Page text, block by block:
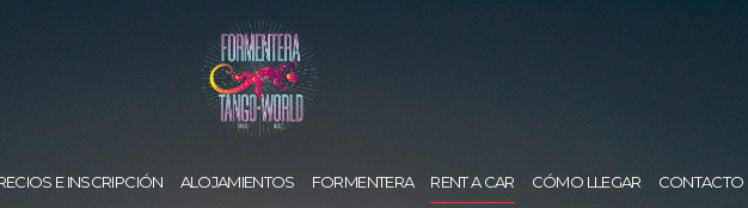
E INSCRIPCIÓN ALOJAMIENTOS FORMENTERA RENT A CAR CÓMO LLEGAR CONTACTO